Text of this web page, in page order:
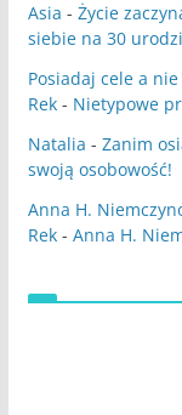
Asia - Życie
siebie na 30
Posiadaj cele a
Rek- Nietypowe
Natalia - Zanim
swoją osobowość!
Anna H.
Rek- Anna H.